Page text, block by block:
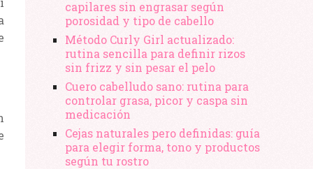
capilares sin engrasar según
porosidad y tipo de cabello
Método Curly Girl actualizado:
rutina sencilla para definir rizos
sin frizz y sin pesar el pelo
Cuero cabelludo sano: rutina para
controlar grasa, picor y caspa sin
medicación
Cejas naturales pero definidas: guía
para elegir forma, tono y productos
según tu rostro